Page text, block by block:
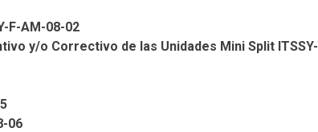
F-AM-08-02
y/o Correctivo de las Unidades Mini Split ITSSY-
06